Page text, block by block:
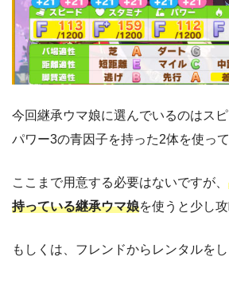
今回継承ウマ娘に選んでいるのはスピ
パワー3の青因子を持った2体を使って
ここまで用意する必要はないですが、
持っている継承ウマ娘を使うと少し
もしくは、フレンドからレンタルをし